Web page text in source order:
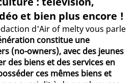
et bien plus encore !
d'Air of melty vous parle
constitue une
(no-owners), avec des jeunes
des biens et des services en
ces mêmes biens et